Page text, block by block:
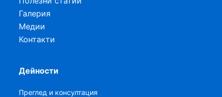
Галерия
Медии
Контакти
Дейности
Преглед и консултация